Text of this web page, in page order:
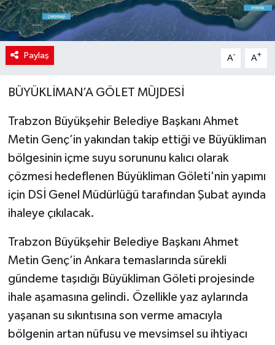
Paylaş A- A+
BÜYÜKLİMAN’A GÖLET MÜJDESİ
Trabzon Büyükşehir Belediye Başkanı Ahmet
Metin Genç’in yakından takip ettiği ve Büyükliman
bölgesinin içme suyu sorununu kalıcı olarak
çözmesi hedeflenen Büyükliman Göleti'nin yapımı
için DSİ Genel Müdürlüğü tarafından Şubat ayında
ihaleye çıkılacak.
Trabzon Büyükşehir Belediye Başkanı Ahmet
Metin Genç’in Ankara temaslarında sürekli
gündeme taşıdığı Büyükliman Göleti projesinde
ihale aşamasına gelindi. Özellikle yaz aylarında
yaşanan su sıkıntısına son verme amacıyla
bölgenin artan nüfusu ve mevsimsel su ihtiyacı